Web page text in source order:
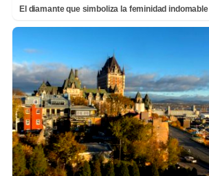
El diamante que simboliza la feminidad indomable